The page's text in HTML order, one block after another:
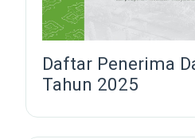
Daftar Penerima
Tahun 2025